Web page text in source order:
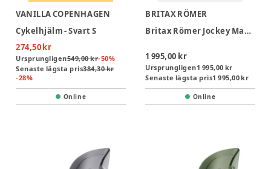
VANILLA COPENHAGEN
Cykelhjälm - Svart S
274,50 kr
Ursprungligen549,00 kr-50%
Senaste lägsta pris384,30 kr
-28%
Online
BRITAX RÖMER
Britax Römer Jockey Maxi Cykelsits - Warm White
1 995,00 kr
Ursprungligen1 995,00 kr
Senaste lägsta pris1 995,00 kr
Online